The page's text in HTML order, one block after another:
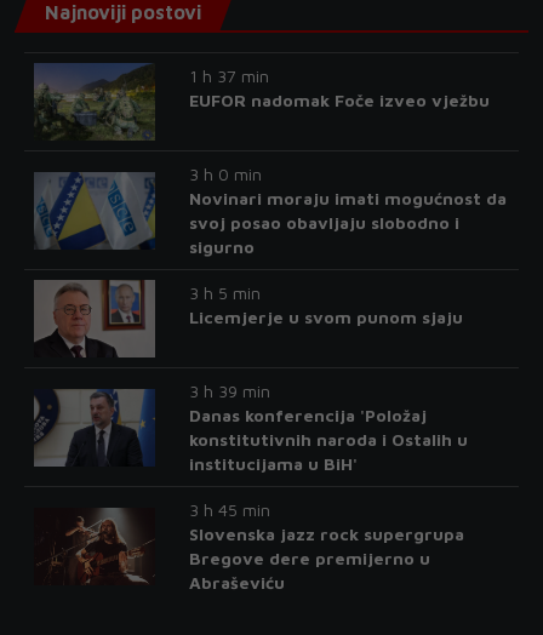
Najnoviji postovi
1 h 37 min
EUFOR nadomak Foče izveo vježbu
3 h 0 min
Novinari moraju imati mogućnost da
svoj posao obavljaju slobodno i
sigurno
3 h 5 min
Licemjerje u svom punom sjaju
3 h 39 min
Danas konferencija 'Položaj
konstitutivnih naroda i Ostalih u
institucijama u BiH'
3 h 45 min
Slovenska jazz rock supergrupa
Bregove dere premijerno u
Abraševiću